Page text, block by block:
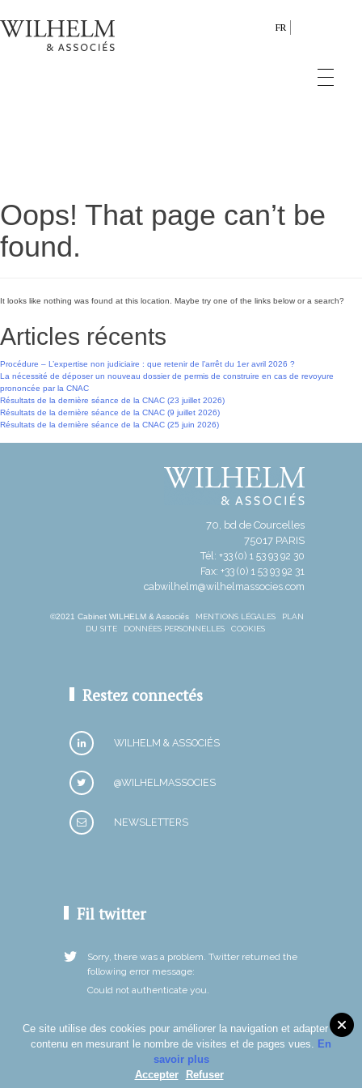
FR
Oops! That page can’t be
found.
It looks like nothing was found at this location. Maybe try one of the links below or a search?
Articles récents
Procédure – L’expertise non judiciaire : que retenir de l’arrêt du 1er avril 2026 ?
La nécessité de déposer un nouveau dossier de permis de construire en cas de revoyure
prononcée par la CNAC
Résultats de la dernière séance de la CNAC (23 juillet 2026)
Résultats de la dernière séance de la CNAC (9 juillet 2026)
Résultats de la dernière séance de la CNAC (25 juin 2026)
70, bd de Courcelles
75017 PARIS
Tél: +33 (0) 1 53 93 92 30
Fax: +33 (0) 1 53 93 92 31
cabwilhelm@wilhelmassocies.com
©2021 Cabinet WILHELM & Associés MENTIONS LÉGALES
PLAN
DU SITE
DONNÉES PERSONNELLES COOKIES
Restez connectés
WILHELM & ASSOCIÉS
@WILHELMASSOCIES
NEWSLETTERS
Fil twitter
Sorry, there was a problem. Twitter returned the
following error message:
Could not authenticate you.
Ce site utilise des cookies pour améliorer la navigation et adapter le
contenu en mesurant le nombre de visites et de pages vues. En
savoir plus
Accepter
Refuser